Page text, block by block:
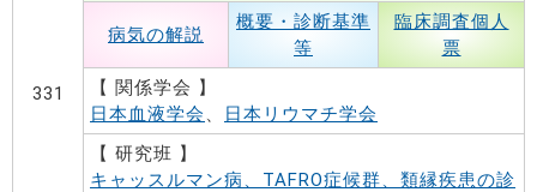
331
病気の解説
概要・診断基準
等
臨床調査個人
票
【 関係学会 】
日本血液学会 、
日本リウマチ学会
【 研究班 】
キャッスルマン病、TAFRO症候群、類縁疾患の診